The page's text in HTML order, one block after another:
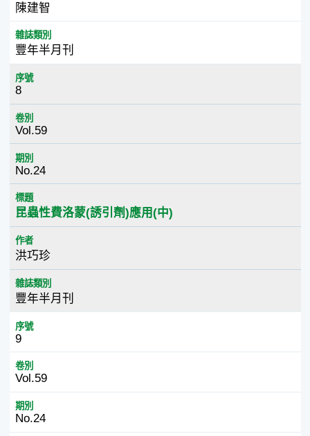
陳建智
雜誌類別
豐年半月刊
序號
8
卷別
Vol.59
期別
No.24
標題
昆蟲性費洛蒙(誘引劑)應用(中)
作者
洪巧珍
雜誌類別
豐年半月刊
序號
9
卷別
Vol.59
期別
No.24